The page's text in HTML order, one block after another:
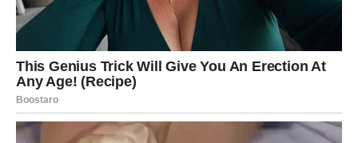
može razjasniti mnogo toga što je dugo bilo
neizgovoreno. Ako ste u vezi, partner može pokazati
emocije na način koji niste očekivali.
Na poslovnom planu – obratite pažnju na prilike koje se
pojavljuju iznenada. Jedna ideja koju ste ranije odbacili
sada može postati ključna.